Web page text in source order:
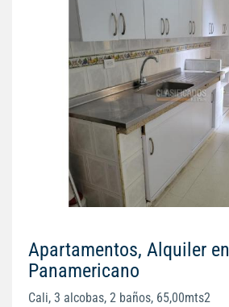
Apartamentos, Alquiler en
Panamericano
Cali, 3 alcobas, 2 baños, 65,00mts2